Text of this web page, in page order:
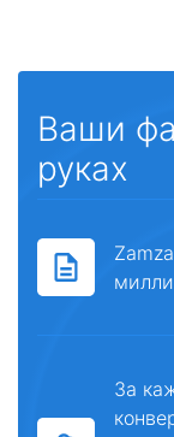
Ваши
руках
За